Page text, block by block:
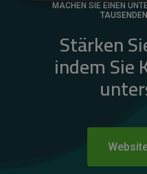
MACHEN SIE EINEN
Stärken
indem Sie